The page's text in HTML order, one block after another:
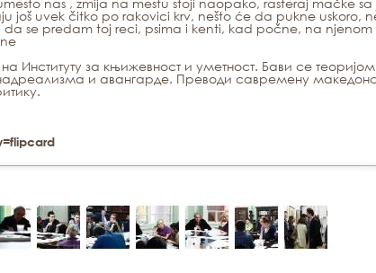
još uvek čitko po rakovici krv, nešto će da pukne uskoro,
se predam toj reci, psima i kenti, kad počne, na
Институту за књижевност и уметност. Бави се теоријом
и авангарде. Преводи савремену